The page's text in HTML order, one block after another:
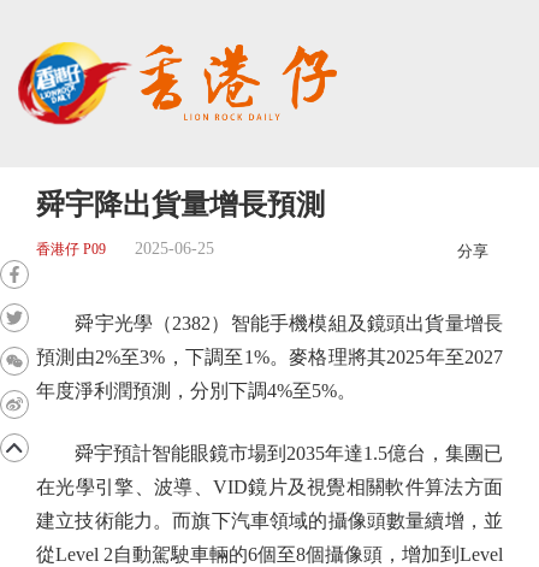
舜宇降出貨量增長預測
香港仔 P09 2025-06-25 分享
舜宇光學（2382）智能手機模組及鏡頭出貨量增長
預測由2%至3%，下調至1%。麥格理將其2025年至2027
年度淨利潤預測，分別下調4%至5%。
舜宇預計智能眼鏡市場到2035年達1.5億台，集團已
在光學引擎、波導、VID鏡片及視覺相關軟件算法方面
建立技術能力。而旗下汽車領域的攝像頭數量續增，並
從Level 2自動駕駛車輛的6個至8個攝像頭，增加到Level